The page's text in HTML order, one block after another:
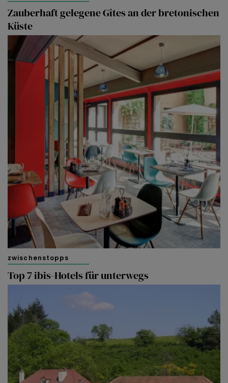
Zauberhaft gelegene Gîtes an der bretonischen
Küste
zwischenstopps
Top 7 ibis-Hotels für unterwegs